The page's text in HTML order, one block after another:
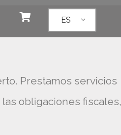
ES
Prestamos servicios
obligaciones fiscales,